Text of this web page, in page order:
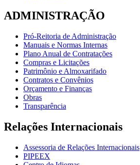
ADMINISTRAÇÃO
Pró-Reitoria de Administração
Manuais e Normas Internas
Plano Anual de Contratações
Compras e Licitações
Patrimônio e Almoxarifado
Contratos e Convênios
Orçamento e Finanças
Obras
Transparência
Relações Internacionais
Assessoria de Relações Internacionais
PIPEEX